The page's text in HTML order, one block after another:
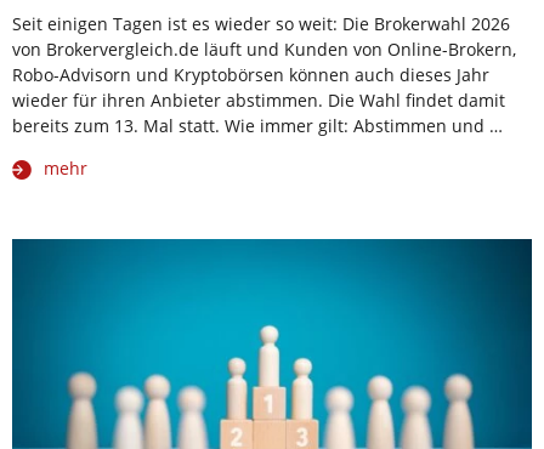
Seit einigen Tagen ist es wieder so weit: Die Brokerwahl 2026
von Brokervergleich.de läuft und Kunden von Online-Brokern,
Robo-Advisorn und Kryptobörsen können auch dieses Jahr
wieder für ihren Anbieter abstimmen. Die Wahl findet damit
bereits zum 13. Mal statt. Wie immer gilt: Abstimmen und …
mehr